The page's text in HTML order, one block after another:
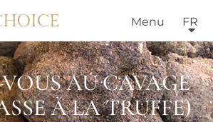
Menu FR
AU CAVAGE
À LA TRUFFE)